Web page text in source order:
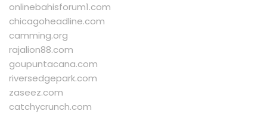
onlinebahisforum1.com
chicagoheadline.com
camming.org
rajalion88.com
goupuntacana.com
riversedgepark.com
zaseez.com
catchycrunch.com